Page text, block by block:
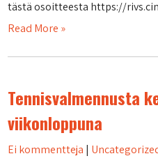
tästä osoitteesta https://
Read More »
Tennisvalmennusta
viikonloppuna
Ei kommentteja |